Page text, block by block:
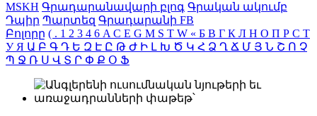
MSKH Գրադարանավարի բլոգ Գրական ակումբ
Դպիր Պարտեզ Գրադարանի FB
Բոլորը ( . 1 2 3 4 6 AC E G M S T W « Б В Г К Л Н О П Р С Т
УЯ Ա Բ Գ Դ Ե Զ Է Ը Թ Ժ Ի Լ Խ Ծ Կ Հ Ձ Ղ Ճ Մ Յ Ն Շ Ո Չ
Պ Ջ Ռ Ս Վ Տ Ր Փ Ք Օ Ֆ